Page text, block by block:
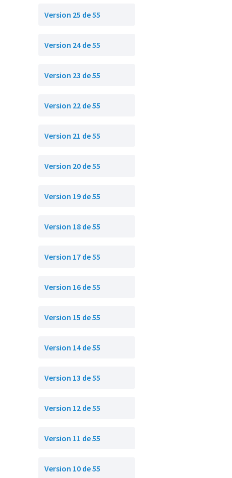
Version 25 de 55
Version 24 de 55
Version 23 de 55
Version 22 de 55
Version 21 de 55
Version 20 de 55
Version 19 de 55
Version 18 de 55
Version 17 de 55
Version 16 de 55
Version 15 de 55
Version 14 de 55
Version 13 de 55
Version 12 de 55
Version 11 de 55
Version 10 de 55